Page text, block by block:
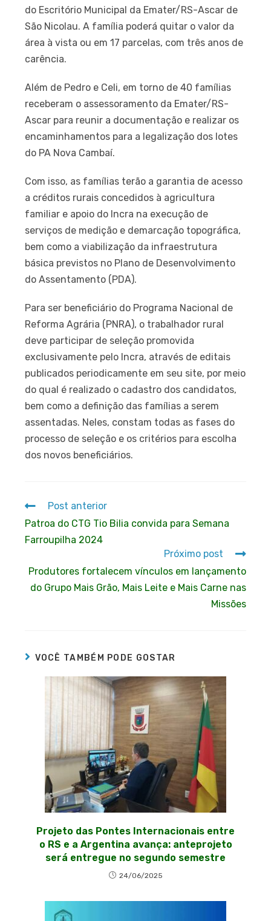
do Escritório Municipal da Emater/RS-Ascar de
São Nicolau. A família poderá quitar o valor da
área à vista ou em 17 parcelas, com três anos de
carência.
Além de Pedro e Celi, em torno de 40 famílias
receberam o assessoramento da Emater/RS-
Ascar para reunir a documentação e realizar os
encaminhamentos para a legalização dos lotes
do PA Nova Cambaí.
Com isso, as famílias terão a garantia de acesso
a créditos rurais concedidos à agricultura
familiar e apoio do Incra na execução de
serviços de medição e demarcação topográfica,
bem como a viabilização da infraestrutura
básica previstos no Plano de Desenvolvimento
do Assentamento (PDA).
Para ser beneficiário do Programa Nacional de
Reforma Agrária (PNRA), o trabalhador rural
deve participar de seleção promovida
exclusivamente pelo Incra, através de editais
publicados periodicamente em seu site, por meio
do qual é realizado o cadastro dos candidatos,
bem como a definição das famílias a serem
assentadas. Neles, constam todas as fases do
processo de seleção e os critérios para escolha
dos novos beneficiários.
Post anterior
Patroa do CTG Tio Bilia convida para Semana
Farroupilha 2024
Próximo post
Produtores fortalecem vínculos em lançamento
do Grupo Mais Grão, Mais Leite e Mais Carne nas
Missões
VOCÊ TAMBÉM PODE GOSTAR
Projeto das Pontes Internacionais entre
o RS e a Argentina avança: anteprojeto
será entregue no segundo semestre
24/06/2025